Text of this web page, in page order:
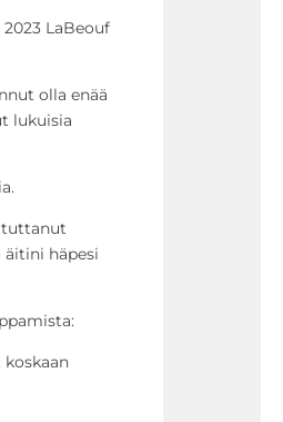
LaBeouf
olla enää
lukuisia
häpesi
koskaan